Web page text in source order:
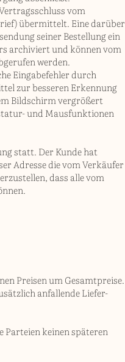
vom
übermittelt. Eine darüber
seiner Bestellung ein
archiviert und können vom
werden.
Eingabefehler durch
zur besseren Erkennung
Bildschirm vergrößert
und Mausfunktionen
statt. Der Kunde hat
Adresse die vom Verkäufer
dass alle vom
Preisen um Gesamtpreise.
anfallende Liefer-
Parteien keinen späteren